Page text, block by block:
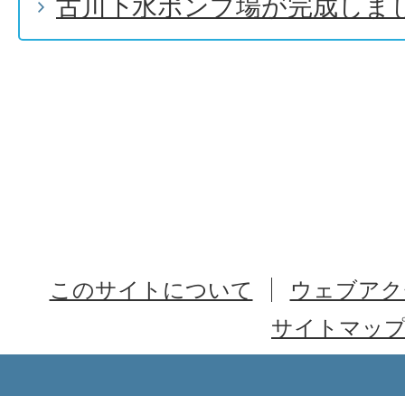
古川下水ポンプ場が完成しま
このサイトについて
ウェブア
サイトマッ